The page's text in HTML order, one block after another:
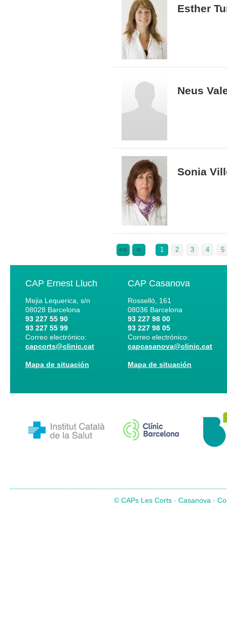
Esther
Neus
Sonia
<< < 1 2 3 4 5
CAP Ernest Lluch
Mejia Lequerica, s/n
08028 Barcelona
93 227 55 90
93 227 55 99
Correo electrónico:
capcorts@clinic.cat
Mapa de situación
CAP Casanova
Rosselló, 161
08036 Barcelona
93 227 98 00
93 227 98 05
Correo electrónico:
capcasanova@clinic.cat
Mapa de situación
© CAPs Les Corts · Casanova ·